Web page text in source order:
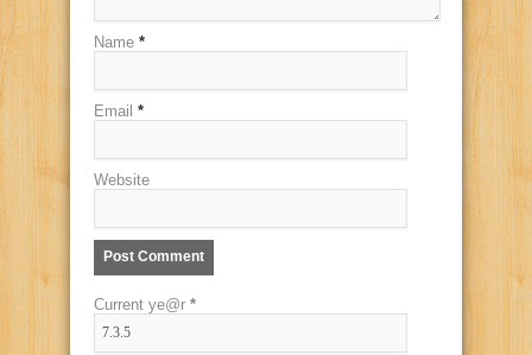
Name *
Email *
Website
Current ye@r *